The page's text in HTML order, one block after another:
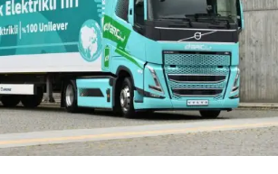
almaktan ötürü heyecanlı olduklarını
Autoshow’a özel tasarlanan stand ve
verdi.